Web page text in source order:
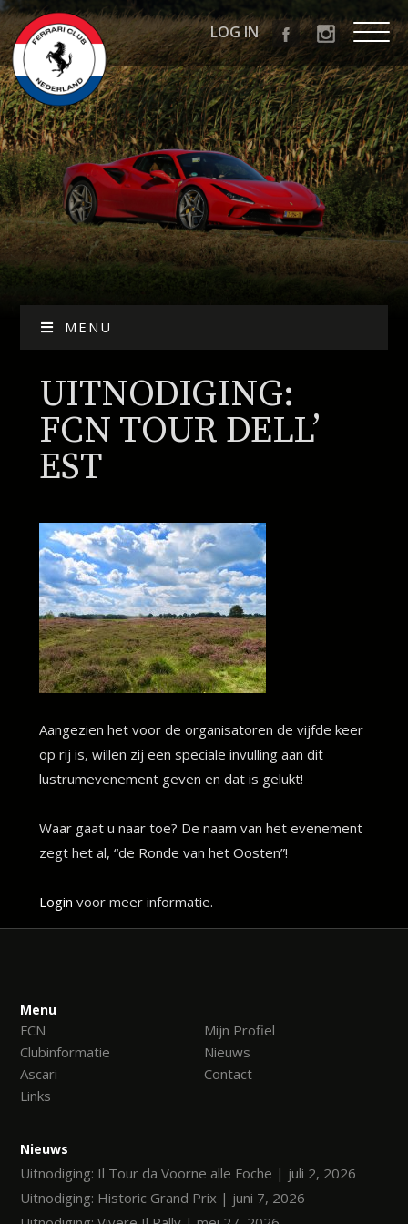
MENU
UITNODIGING:
FCN TOUR DELL’
EST
Aangezien het voor de organisatoren de vijfde keer
op rij is, willen zij een speciale invulling aan dit
lustrumevenement geven en dat is gelukt!
Waar gaat u naar toe? De naam van het evenement
zegt het al, “de Ronde van het Oosten”!
Login voor meer informatie.
Menu
FCN
Mijn Profiel
Clubinformatie
Nieuws
Ascari
Contact
Links
Nieuws
Uitnodiging: Il Tour da Voorne alle Foche | juli 2, 2026
Uitnodiging: Historic Grand Prix | juni 7, 2026
LOG IN